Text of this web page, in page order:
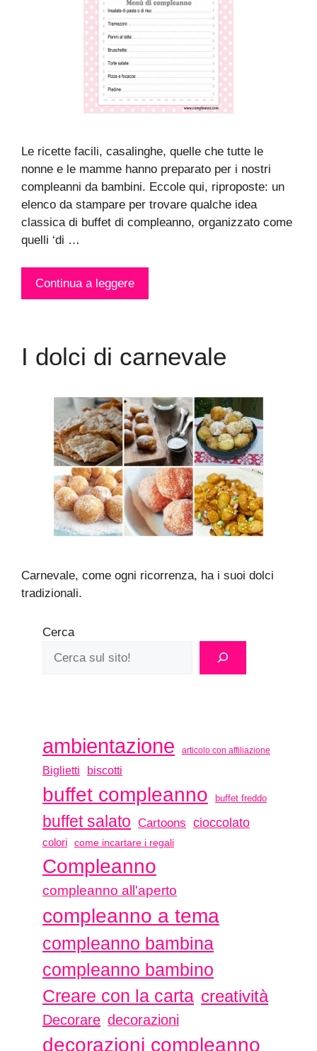
Le ricette facili, casalinghe, quelle che tutte le
nonne e le mamme hanno preparato per i nostri
compleanni da bambini. Eccole qui, riproposte: un
elenco da stampare per trovare qualche idea
classica di buffet di compleanno, organizzato come
quelli ‘di …
Continua a leggere
I dolci di carnevale
Carnevale, come ogni ricorrenza, ha i suoi dolci
tradizionali.
Cerca
ambientazione articolo con affiliazione
Biglietti biscotti
buffet compleanno buffet freddo
buffet salato Cartoons cioccolato
colori come incartare i regali
Compleanno
compleanno all'aperto
compleanno a tema
compleanno bambina
compleanno bambino
Creare con la carta creatività
Decorare decorazioni
decorazioni compleanno